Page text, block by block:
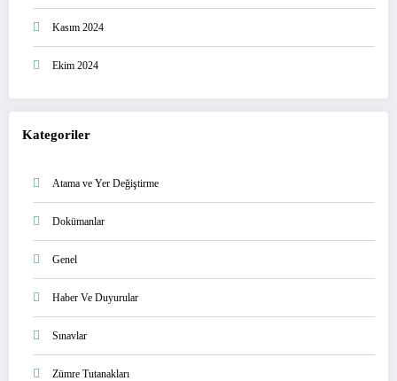
Kasım 2024
Ekim 2024
Kategoriler
Atama ve Yer Değiştirme
Dokümanlar
Genel
Haber Ve Duyurular
Sınavlar
Zümre Tutanakları